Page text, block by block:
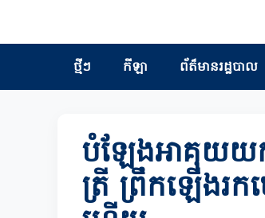
ថ្មីៗ កីឡា ព័ត៏មានរដ្ឋបាល
បំឡែងអាគុយយ
ត្រី ព្រឹកឡើងរ